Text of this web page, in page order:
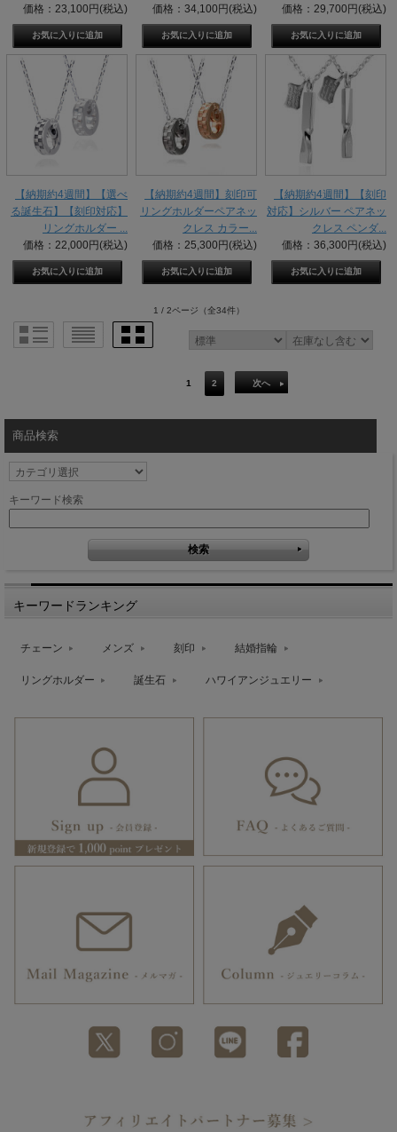
価格：23,100円(税込)
価格：34,100円(税込)
価格：29,700円(税込)
【納期約4週間】【選べ
る誕生石】【刻印対応】
リングホルダー ...
価格：22,000円(税込)
【納期約4週間】刻印可
リングホルダーペアネッ
クレス カラー...
価格：25,300円(税込)
【納期約4週間】【刻印
対応】シルバー ペアネッ
クレス ペンダ...
価格：36,300円(税込)
1 / 2ページ （全34件）
1 2 次へ
商品検索
キーワード検索
キーワードランキング
チェーン メンズ 刻印 結婚指輪
リングホルダー 誕生石 ハワイアンジュエリー